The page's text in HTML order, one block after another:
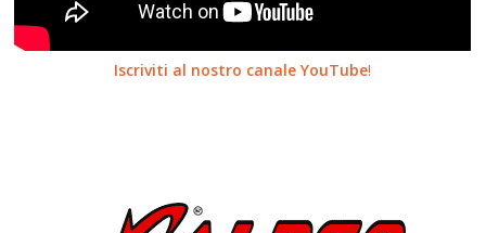
Iscriviti al nostro canale YouTube!